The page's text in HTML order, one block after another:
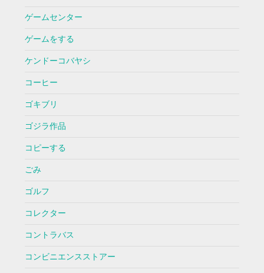
ゲームセンター
ゲームをする
ケンドーコバヤシ
コーヒー
ゴキブリ
ゴジラ作品
コピーする
ごみ
ゴルフ
コレクター
コントラバス
コンビニエンスストアー